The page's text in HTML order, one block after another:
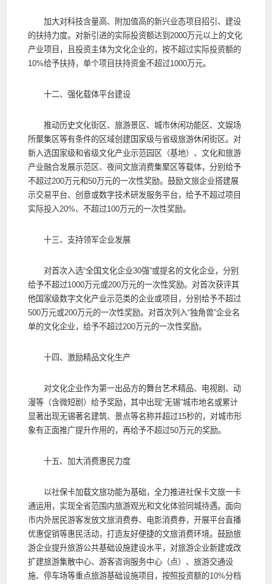
加大对科技含量高、附加值高的新兴业态项目招引、建设
的扶持力度。对新引进的实际投资额达到2000万元以上的文化
产业项目，且投资主体为文化企业的，按不超过实际投资额的
10%给予扶持，单个项目扶持资金不超过1000万元。
十二、强化载体平台建设
推动历史文化街区、旅游景区、城市休闲功能区、文娱场
所聚集区等有条件的区域创建国家级与省级旅游休闲街区。对
新入选国家级和省级文化产业示范园区（基地）、文化和旅游
产业融合发展示范区、夜间文旅消费集聚区等载体，分别给予
不超过200万元和50万元的一次性奖励。鼓励文旅企业搭建展
示交易平台、创意或数字技术研发服务平台，给予不超过项目
实际投入20%、不超过100万元的一次性奖励。
十三、支持领军企业发展
对首次入选“全国文化企业30强”或提名的文化企业，分别
给予不超过1000万元或200万元的一次性奖励。对首次获评其
他国家级数字文化产业示范类的企业或项目，分别给予不超过
500万元或200万元的一次性奖励。对首次列入“独角兽”企业名
单的文化企业，给予不超过200万元的一次性奖励。
十四、激励精品文化生产
对文化企业作为第一出品方的舞台艺术精品、电视剧、动
漫等（含微短剧）给予奖励，其中出现“无锡”城市地名或累计
显著出现无锡著名建筑、景点等名称并超过15秒的，对城市形
象有正面推广提升作用的，再给予不超过50万元的奖励。
十五、加大消费惠民力度
以社保卡加载文旅功能为基础，全力推进社保卡文旅一卡
通运用，实现全省范围内旅游观光和文化体验同城待遇。面向
市内外居民游客发放文旅消费券、电影消费券，开展平台直播
优惠促销等惠民活动，打造友好便捷的文旅消费环境。鼓励旅
游企业提升旅游公共基础设施建设水平，对旅游企业新建或改
扩建旅游集散中心、游客咨询服务中心（点）、旅游交通设
施、停车场等重点旅游基础设施项目，按照投资额的10%分档